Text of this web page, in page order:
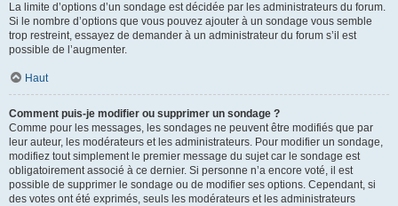
La limite d’options d’un sondage est décidée par les administrateurs du forum.
Si le nombre d’options que vous pouvez ajouter à un sondage vous semble
trop restreint, essayez de demander à un administrateur du forum s’il est
possible de l’augmenter.
Haut
Comment puis-je modifier ou supprimer un sondage ?
Comme pour les messages, les sondages ne peuvent être modifiés que par
leur auteur, les modérateurs et les administrateurs. Pour modifier un sondage,
modifiez tout simplement le premier message du sujet car le sondage est
obligatoirement associé à ce dernier. Si personne n’a encore voté, il est
possible de supprimer le sondage ou de modifier ses options. Cependant, si
des votes ont été exprimés, seuls les modérateurs et les administrateurs